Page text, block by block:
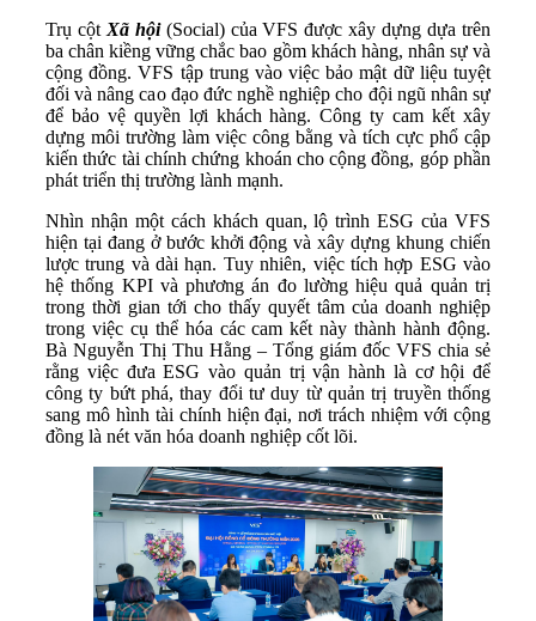
Trụ cột Xã hội(Social) của VFS được xây dựng dựa trên
ba chân kiềng vững chắc bao gồm khách hàng, nhân sự và
cộng đồng. VFS tập trung vào việc bảo mật dữ liệu tuyệt
đối và nâng cao đạo đức nghề nghiệp cho đội ngũ nhân sự
để bảo vệ quyền lợi khách hàng. Công ty cam kết xây
dựng môi trường làm việc công bằng và tích cực phổ cập
kiến thức tài chính chứng khoán cho cộng đồng, góp phần
phát triển thị trường lành mạnh.
Nhìn nhận một cách khách quan, lộ trình ESG của VFS
hiện tại đang ở bước khởi động và xây dựng khung chiến
lược trung và dài hạn. Tuy nhiên, việc tích hợp ESG vào
hệ thống KPI và phương án đo lường hiệu quả quản trị
trong thời gian tới cho thấy quyết tâm của doanh nghiệp
trong việc cụ thể hóa các cam kết này thành hành động.
Bà Nguyễn Thị Thu Hằng – Tổng giám đốc VFS chia sẻ
rằng việc đưa ESG vào quản trị vận hành là cơ hội để
công ty bứt phá, thay đổi tư duy từ quản trị truyền thống
sang mô hình tài chính hiện đại, nơi trách nhiệm với cộng
đồng là nét văn hóa doanh nghiệp cốt lõi.